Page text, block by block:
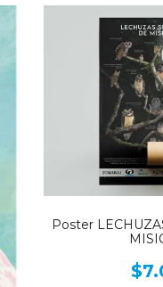
Poster